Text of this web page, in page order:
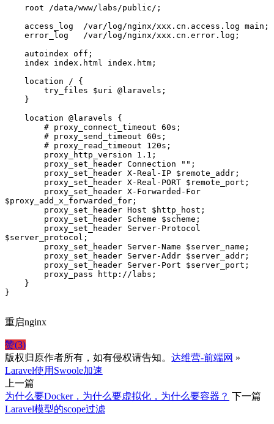
$proxy_add_x_forwarded_for;
$server_protocol;
}
重启nginx
赞(3)
版权归原作者所有，如有侵权请告知。 达维营-前端网 »
Laravel使用Swoole加速
上一篇
为什么要Docker，为什么要虚拟化，为什么要容器？ 下一篇
Laravel模型的scope过滤